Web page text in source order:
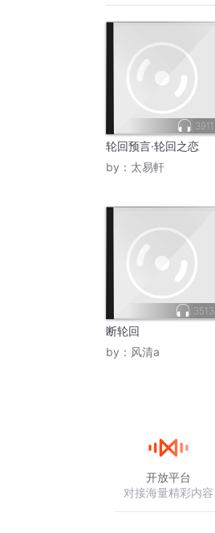
3911
轮回预言·轮回之恋
by： 太易軒
3513
断轮回
by： 风清a
开放平台
对接海量精彩内容